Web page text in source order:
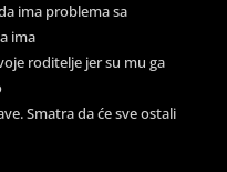
ima problema sa
ima
roditelje jer su mu ga
Smatra da će sve ostali